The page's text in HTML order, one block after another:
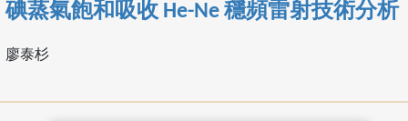
碘蒸氣飽和吸收 He-Ne 穩頻雷射技術分析
廖泰杉